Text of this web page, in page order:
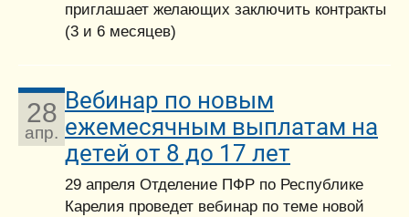
приглашает желающих заключить контракты
(3 и 6 месяцев)
28
апр.
Вебинар по новым
ежемесячным выплатам на
детей от 8 до 17 лет
29 апреля Отделение ПФР по Республике
Карелия проведет вебинар по теме новой